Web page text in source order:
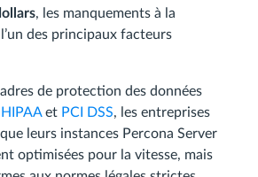
, les manquements à la
des principaux facteurs
de protection des données
HIPAAet PCI DSS, les entreprises
leurs instances Percona Server
optimisées pour la vitesse, mais